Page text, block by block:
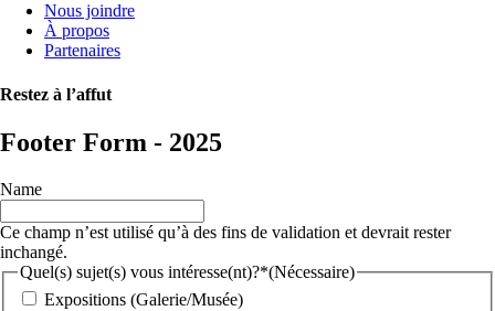
Nous joindre
À propos
Partenaires
Restez à l’affut
Footer Form - 2025
Name
Ce champ n’est utilisé qu’à des fins de validation et devrait rester
inchangé.
Quel(s) sujet(s) vous intéresse(nt)?*(Nécessaire)
Expositions (Galerie/Musée)